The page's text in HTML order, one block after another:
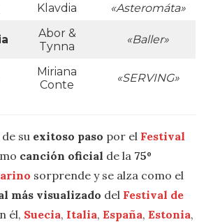
Klavdia «Asteromáta»
Abor &
Tynna
«Baller»
Miriana
Conte
«SERVING»
su exitoso paso por el Festival
canción oficial de la 75º
sorprende y se alza como el
más visualizado del Festival de
él, Suecia, Italia, España, Estonia,